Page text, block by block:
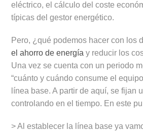
eléctrico, el cálculo del coste
típicas del gestor energético.
Pero, ¿qué podemos hacer con los
el ahorro de energía y reducir los
Una vez se cuenta con un periodo
“cuánto y cuándo consume el
línea base. A partir de aquí, se fijan
controlando en el tiempo. En este
> Al establecer la línea base ya